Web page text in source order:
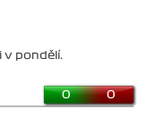
v pondělí.
0 0